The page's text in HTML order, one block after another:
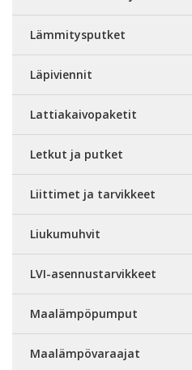
Lämmitysputket
Läpiviennit
Lattiakaivopaketit
Letkut ja putket
Liittimet ja tarvikkeet
Liukumuhvit
LVI-asennustarvikkeet
Maalämpöpumput
Maalämpövaraajat